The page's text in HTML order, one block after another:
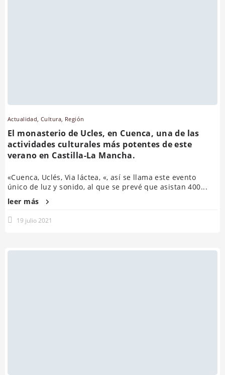
Actualidad ,Cultura Región
El monasterio de Ucles, en Cuenca, una de las
actividades culturales más potentes de este
verano en Castilla-La Mancha.
«Cuenca, Uclés, Via láctea, «, así se llama este evento
único de luz y sonido, al que se prevé que asistan 400...
leer más
19 julio 2021